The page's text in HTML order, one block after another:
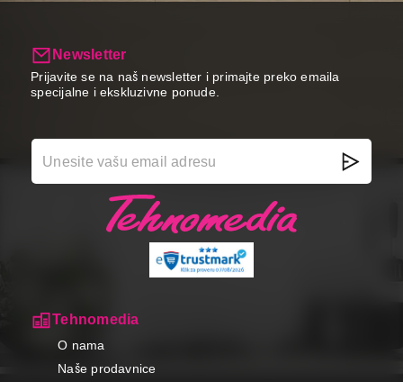
Tehnomedia
O nama
Naše prodavnice
Newsletter
Prijavite se na naš newsletter i primajte preko emaila
specijalne i ekskluzivne ponude.